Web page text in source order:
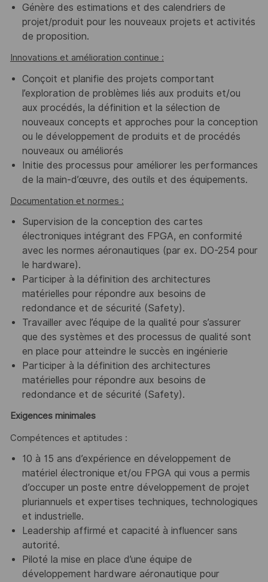
Génère des estimations et des calendriers de
projet/produit pour les nouveaux projets et activités
de proposition.
Innovations et amélioration continue :
Conçoit et planifie des projets comportant
l’exploration de problèmes liés aux produits et/ou
aux procédés, la définition et la sélection de
nouveaux concepts et approches pour la conception
ou le développement de produits et de procédés
nouveaux ou améliorés
Initie des processus pour améliorer les performances
de la main-d’œuvre, des outils et des équipements.
Documentation et normes :
Supervision de la conception des cartes
électroniques intégrant des FPGA, en conformité
avec les normes aéronautiques (par ex. DO-254 pour
le hardware).
Participer à la définition des architectures
matérielles pour répondre aux besoins de
redondance et de sécurité (Safety).
Travailler avec l’équipe de la qualité pour s’assurer
que des systèmes et des processus de qualité sont
en place pour atteindre le succès en ingénierie
Participer à la définition des architectures
matérielles pour répondre aux besoins de
redondance et de sécurité (Safety).
Exigences minimales
Compétences et aptitudes :
10 à 15 ans d’expérience en développement de
matériel électronique et/ou FPGA qui vous a permis
d’occuper un poste entre développement de projet
pluriannuels et expertises techniques, technologiques
et industrielle.
Leadership affirmé et capacité à influencer sans
autorité.
Piloté la mise en place d’une équipe de
développement hardware aéronautique pour